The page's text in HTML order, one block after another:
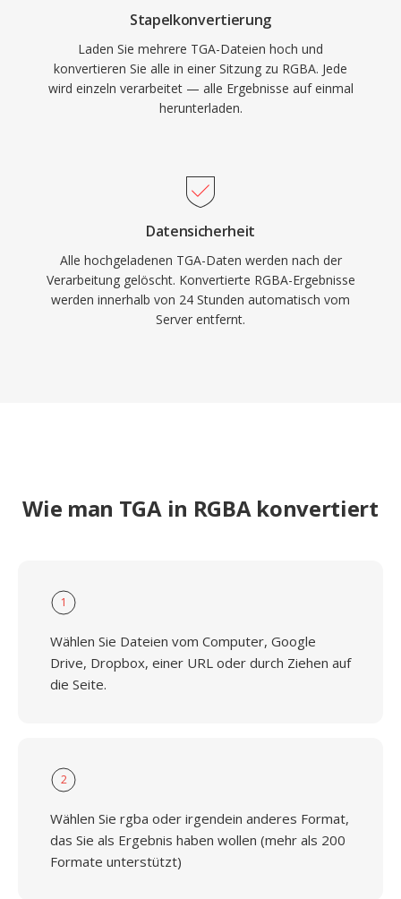
Stapelkonvertierung
Laden Sie mehrere TGA-Dateien hoch und
konvertieren Sie alle in einer Sitzung zu RGBA. Jede
wird einzeln verarbeitet — alle Ergebnisse auf einmal
herunterladen.
Datensicherheit
Alle hochgeladenen TGA-Daten werden nach der
Verarbeitung gelöscht. Konvertierte RGBA-Ergebnisse
werden innerhalb von 24 Stunden automatisch vom
Server entfernt.
Wie man TGA in RGBA konvertiert
1
Wählen Sie Dateien vom Computer, Google
Drive, Dropbox, einer URL oder durch Ziehen auf
die Seite.
2
Wählen Sie rgba oder irgendein anderes Format,
das Sie als Ergebnis haben wollen (mehr als 200
Formate unterstützt)